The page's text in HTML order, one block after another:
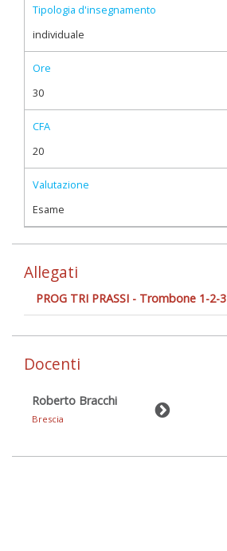
Tipologia d'insegnamento
individuale
Ore
30
CFA
20
Valutazione
Esame
Allegati
PROG TRI PRASSI - Trombone 1-2-3
Docenti
Roberto Bracchi
Brescia